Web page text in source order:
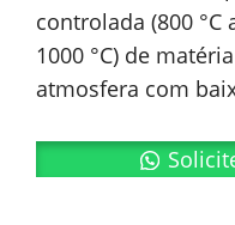
controlada (800 °C
1000 °C) de
atmosfera com